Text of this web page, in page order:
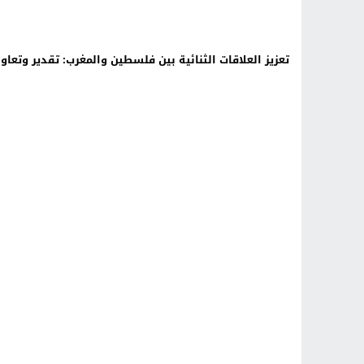
تعزيز العلاقات الثنائية بين فلسطين والمغرب: تقدير